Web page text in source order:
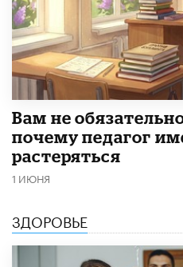
​Вам не
почему педагог
растеряться
1 ИЮНЯ
ЗДОРОВЬЕ